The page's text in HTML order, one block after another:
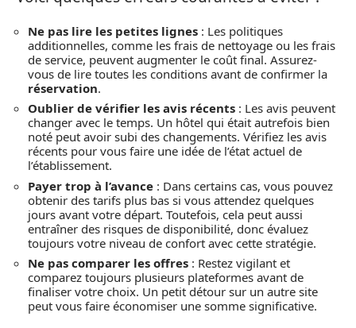
Ne pas lire les petites lignes : Les politiques
additionnelles, comme les frais de nettoyage ou les frais
de service, peuvent augmenter le coût final. Assurez-
vous de lire toutes les conditions avant de confirmer la
réservation.
Oublier de vérifier les avis récents : Les avis peuvent
changer avec le temps. Un hôtel qui était autrefois bien
noté peut avoir subi des changements. Vérifiez les avis
récents pour vous faire une idée de l’état actuel de
l’établissement.
Payer trop à l’avance : Dans certains cas, vous pouvez
obtenir des tarifs plus bas si vous attendez quelques
jours avant votre départ. Toutefois, cela peut aussi
entraîner des risques de disponibilité, donc évaluez
toujours votre niveau de confort avec cette stratégie.
Ne pas comparer les offres : Restez vigilant et
comparez toujours plusieurs plateformes avant de
finaliser votre choix. Un petit détour sur un autre site
peut vous faire économiser une somme significative.